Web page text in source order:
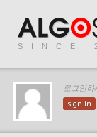
SINCE
로그인하
sign in